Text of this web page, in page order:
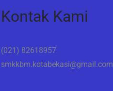
Kontak Kami
(021) 82618957
smkkbm.kotabekasi@gmail.com